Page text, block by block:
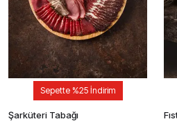
Sepette %25 İndirim
Şarküteri Tabağı